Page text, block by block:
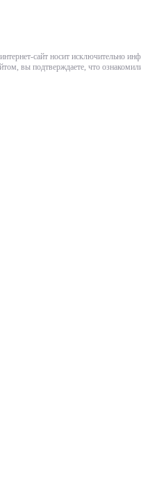
сайт носит исключительно
вы подтверждаете, что